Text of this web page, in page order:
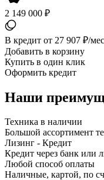
2 149 000 ₽
В кредит от 27 907 ₽/мес
Добавить в корзину
Купить в один клик
Оформить кредит
Наши
Техника в наличии
Большой ассортимент
Лизинг - Кредит
Кредит через банк или
Любой способ оплаты
Наличные, картой, по